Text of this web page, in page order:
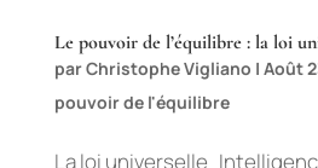
Le pouvoir de l’équilibre : la loi
parChristophe Vigliano | Août
pouvoir de l'équilibre
La loi universelle